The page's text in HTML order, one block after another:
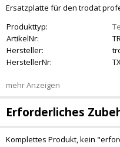
Ersatzplatte für den trodat
Produkttyp:
ArtikelNr:
Hersteller:
HerstellerNr:
mehr Anzeigen
Erforderliches
Komplettes Produkt, kein